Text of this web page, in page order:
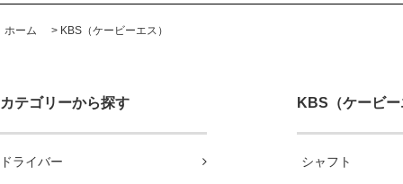
ホーム > KBS（ケービーエス）
カテゴリーから探す
ドライバー
KBS（ケービ
シャフト